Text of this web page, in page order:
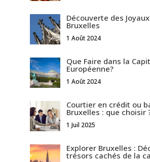
Découverte des
Bruxelles
1 Août 2024
Que Faire dans la
Européenne?
1 Août 2024
Courtier en crédit ou
Bruxelles : que choisir
1 Juil 2025
Explorer Bruxelles :
trésors cachés de la